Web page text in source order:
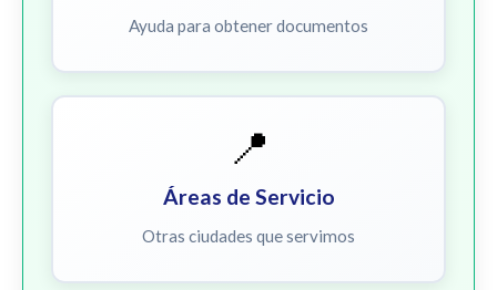
Ayuda para obtener documentos
📍
Áreas de Servicio
Otras ciudades que servimos